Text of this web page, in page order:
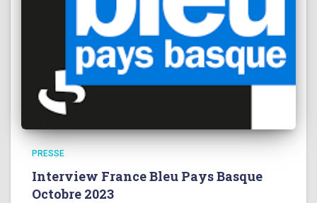
PRESSE
Interview France Bleu Pays Basque
Octobre 2023​